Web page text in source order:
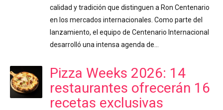
calidad y tradición que distinguen a Ron Centenario
en los mercados internacionales. Como parte del
lanzamiento, el equipo de Centenario Internacional
desarrolló una intensa agenda de…
Pizza Weeks 2026: 14
restaurantes ofrecerán 16
recetas exclusivas